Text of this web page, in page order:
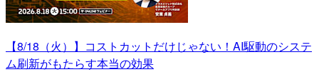
【8/18（火）】コストカットだけじゃない！AI駆動のシステ
ム刷新がもたらす本当の効果